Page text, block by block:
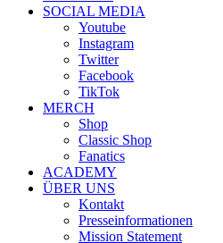
SOCIAL MEDIA
Youtube
Instagram
Twitter
Facebook
TikTok
MERCH
Shop
Classic Shop
Fanatics
ACADEMY
ÜBER UNS
Kontakt
Presseinformationen
Mission Statement